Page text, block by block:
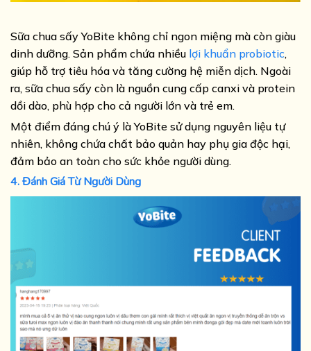
Sữa chua sấy YoBite không chỉ ngon miệng mà còn giàu
dinh dưỡng. Sản phẩm chứa nhiều lợi khuẩn probiotic,
giúp hỗ trợ tiêu hóa và tăng cường hệ miễn dịch. Ngoài
ra, sữa chua sấy còn là nguồn cung cấp canxi và protein
dồi dào, phù hợp cho cả người lớn và trẻ em.
Một điểm đáng chú ý là YoBite sử dụng nguyên liệu tự
nhiên, không chứa chất bảo quản hay phụ gia độc hại,
đảm bảo an toàn cho sức khỏe người dùng.
4. Đánh Giá Từ Người Dùng